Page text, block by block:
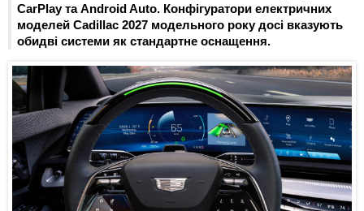
CarPlay та Android Auto. Конфігуратори електричних
моделей Cadillac 2027 модельного року досі вказують
обидві системи як стандартне оснащення.